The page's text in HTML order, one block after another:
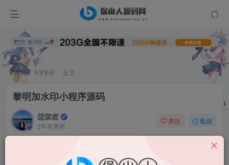
首页 9.9专区 正文
黎明加水印小程序源码
昆荣君
2年前更新
关注 私信
加水印小程序 源码